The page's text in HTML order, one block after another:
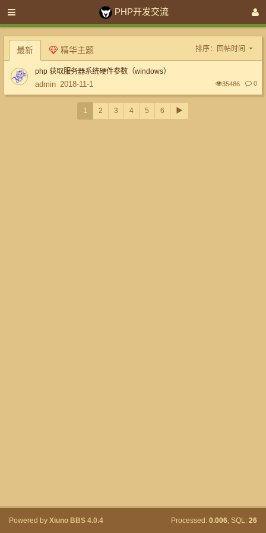
PHP开发交流
最新 精华主题 排序： 回帖时间
php 获取服务器系统硬件参数（windows）
admin 2018-11-1 35486 0
1 2 3 4 5 6 ▶
Powered by Xiuno BBS 4.0.4 Processed: 0.006, SQL: 26